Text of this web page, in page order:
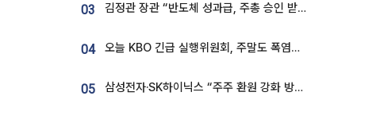
03 김정관 장관 “반도체 성과급, 주총 승인 받도록”…상법·자본시장법 개정 시사
04 오늘 KBO 긴급 실행위원회, 주말도 폭염취소 될까
05 삼성전자·SK하이닉스 “주주 환원 강화 방안 마련”